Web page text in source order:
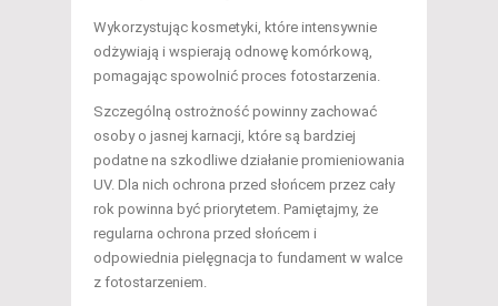
Wykorzystując kosmetyki, które intensywnie
odżywiają i wspierają odnowę komórkową,
pomagając spowolnić proces fotostarzenia.
Szczególną ostrożność powinny zachować
osoby o jasnej karnacji, które są bardziej
podatne na szkodliwe działanie promieniowania
UV. Dla nich ochrona przed słońcem przez cały
rok powinna być priorytetem. Pamiętajmy, że
regularna ochrona przed słońcem i
odpowiednia pielęgnacja to fundament w walce
z fotostarzeniem.